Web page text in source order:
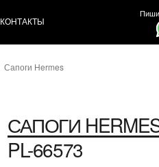
КОНТАКТЫ
Сапоги Hermes
САПОГИ
PL-66573